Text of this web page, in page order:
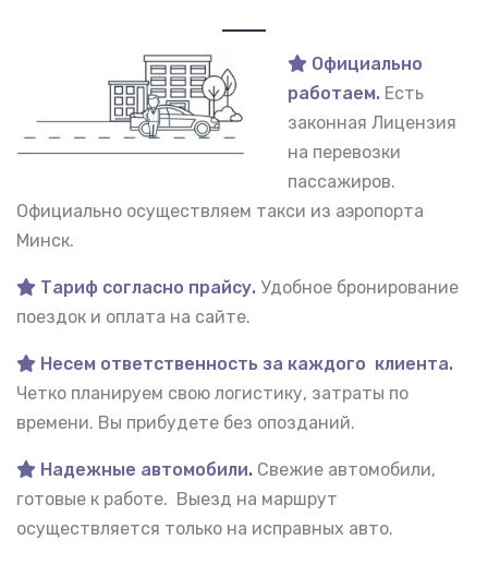
Официально
работаем. Есть
законная Лицензия
на перевозки
пассажиров.
Официально осуществляем такси из аэропорта
Минск.
Тариф согласно прайсу. Удобное бронирование
поездок и оплата на сайте.
Несем ответственность за каждого клиента.
Четко планируем свою логистику, затраты по
времени. Вы прибудете без опозданий.
Надежные автомобили. Свежие автомобили,
готовые к работе. Выезд на маршрут
осуществляется только на исправных авто.